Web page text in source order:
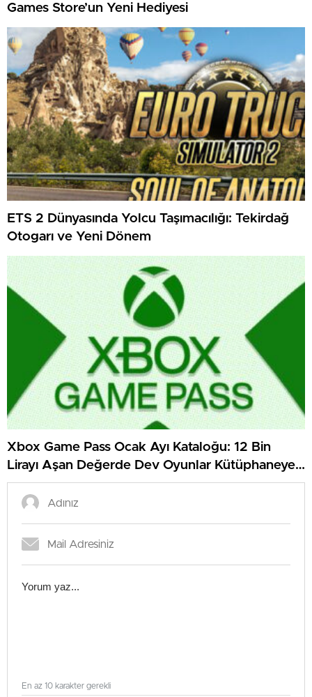
Games Store’un Yeni Hediyesi
ETS 2 Dünyasında Yolcu Taşımacılığı: Tekirdağ
Otogarı ve Yeni Dönem
Xbox Game Pass Ocak Ayı Kataloğu: 12 Bin
Lirayı Aşan Değerde Dev Oyunlar Kütüphaneye
Ekleniyor
En az 10 karakter gerekli